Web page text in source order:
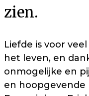
zien.
Liefde is voor
het leven, en
onmogelijke en
en hoopgevende